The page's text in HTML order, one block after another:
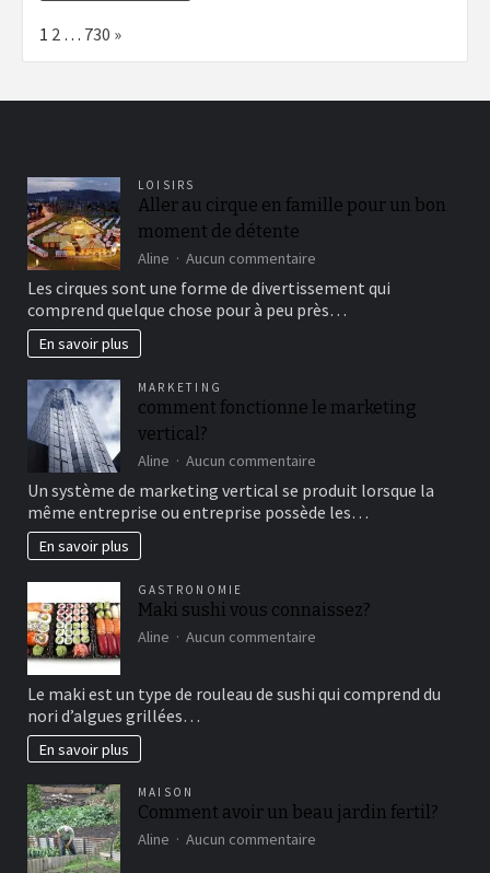
Page:
1 2 … 730 Next
»
LOISIRS
Aller au cirque en famille pour un bon
moment de détente
Aline Aucun commentaire
au
cirque
bon
Les cirques sont une forme de divertissement qui
comprend quelque chose pour à peu près…
En savoir plus
MARKETING
comment fonctionne le marketing
vertical?
Aline Aucun commentaire
fonctionne
le
Un système de marketing vertical se produit lorsque la
même entreprise ou entreprise possède les…
En savoir plus
GASTRONOMIE
Maki sushi vous connaissez?
Aline Aucun commentaire
vous
Le maki est un type de rouleau de sushi qui comprend du
nori d’algues grillées…
En savoir plus
MAISON
Comment avoir un beau jardin fertil?
Aline Aucun commentaire